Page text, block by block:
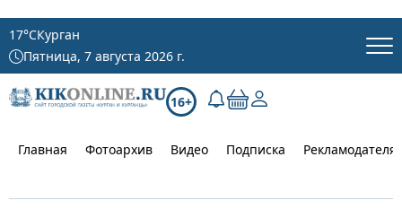
17°CКурган
Пятница, 7 августа 2026 г.
16+
Главная Фотоархив Видео Подписка